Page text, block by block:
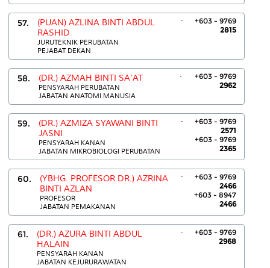
57.
(PUAN) AZLINA BINTI ABDUL
RASHID
JURUTEKNIK PERUBATAN
PEJABAT DEKAN
.
+603 - 9769
2815
58. (DR.) AZMAH BINTI SA'AT
PENSYARAH PERUBATAN
JABATAN ANATOMI MANUSIA
.
+603 - 9769
2962
59.
(DR.) AZMIZA SYAWANI BINTI
JASNI
PENSYARAH KANAN
JABATAN MIKROBIOLOGI PERUBATAN
.
+603 - 9769
2571
+603 - 9769
2365
60.
(YBHG. PROFESOR DR.) AZRINA
BINTI AZLAN
PROFESOR
JABATAN PEMAKANAN
.
+603 - 9769
2466
+603 - 8947
2466
61.
(DR.) AZURA BINTI ABDUL
HALAIN
PENSYARAH KANAN
JABATAN KEJURURAWATAN
.
+603 - 9769
2968